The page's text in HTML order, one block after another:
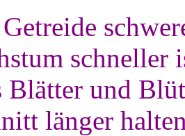
Getreide
schneller
Blätter und
länger